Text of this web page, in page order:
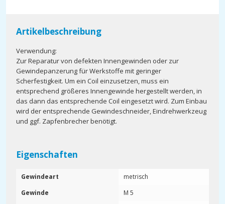
Artikelbeschreibung
Verwendung:
Zur Reparatur von defekten Innengewinden oder zur
Gewindepanzerung für Werkstoffe mit geringer
Scherfestigkeit. Um ein Coil einzusetzen, muss ein
entsprechend größeres Innengewinde hergestellt werden, in
das dann das entsprechende Coil eingesetzt wird. Zum Einbau
wird der entsprechende Gewindeschneider, Eindrehwerkzeug
und ggf. Zapfenbrecher benötigt.
Eigenschaften
Gewindeart
metrisch
Gewinde
M 5